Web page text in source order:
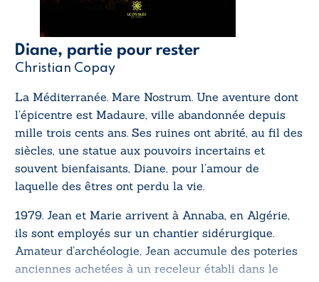
Diane, partie pour rester
Christian Copay
La Méditerranée. Mare Nostrum. Une aventure dont
l’épicentre est Madaure, ville abandonnée depuis
mille trois cents ans. Ses ruines ont abrité, au fil des
siècles, une statue aux pouvoirs incertains et
souvent bienfaisants, Diane, pour l’amour de
laquelle des êtres ont perdu la vie.
1979. Jean et Marie arrivent à Annaba, en Algérie,
ils sont employés sur un chantier sidérurgique.
Amateur d’archéologie, Jean accumule des poteries
anciennes achetées à un receleur établi dans le